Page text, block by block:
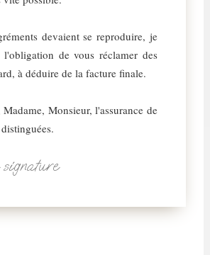
devaient se reproduire, je
de vous réclamer des
à déduire de la facture finale.
Monsieur, l'assurance de
signature